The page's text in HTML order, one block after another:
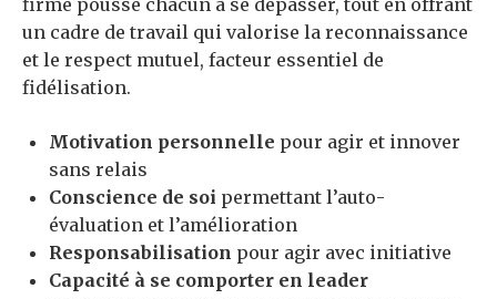
un cadre de travail qui valorise la reconnaissance
et le respect mutuel, facteur essentiel de
fidélisation.
Motivation personnelle pour agir et innover
sans relais
Conscience de soi permettant l’auto-
évaluation et l’amélioration
Responsabilisation pour agir avec initiative
Capacité à se comporter en leader